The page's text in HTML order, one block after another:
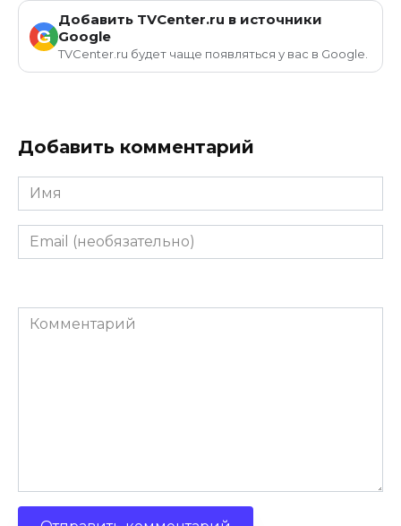
G
Добавить TVCenter.ru в источники
Google
TVCenter.ru будет чаще появляться у вас в Google.
Добавить комментарий
Имя
Email
(необязательно)
Комментарий